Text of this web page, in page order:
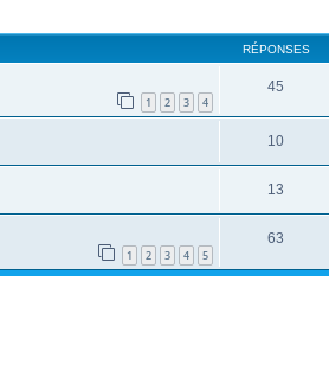
RÉPONSES
1 2 3 4
45
10
13
1 2 3 4 5
63